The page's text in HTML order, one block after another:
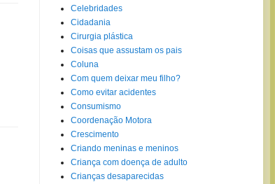
Celebridades
Cidadania
Cirurgia plástica
Coisas que assustam os pais
Coluna
Com quem deixar meu filho?
Como evitar acidentes
Consumismo
Coordenação Motora
Crescimento
Criando meninas e meninos
Criança com doença de adulto
Crianças desaparecidas